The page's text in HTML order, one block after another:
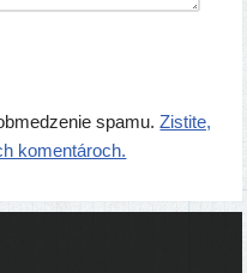
spamu.Zistite,
komentároch.